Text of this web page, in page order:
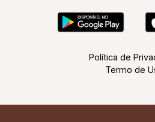
Política de
Termo de